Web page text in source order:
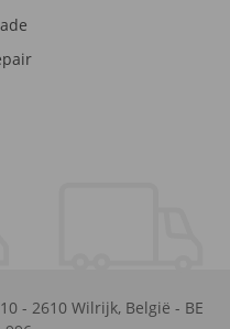
- 2610 Wilrijk, België - BE